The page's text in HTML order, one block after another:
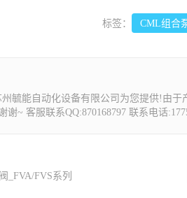
标签： CML组合
州毓能自动化设备有限公司为您提供!由
谢~ 客服联系QQ:870168797 联系电话
_FVA/FVS系列